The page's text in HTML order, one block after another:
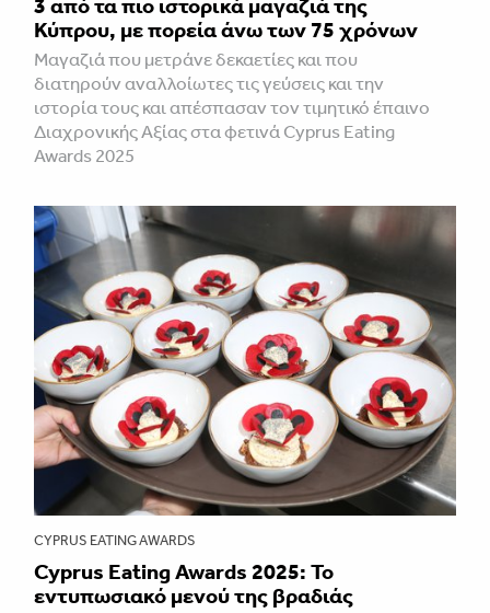
3 από τα πιο ιστορικά μαγαζιά της
Κύπρου, με πορεία άνω των 75 χρόνων
Mαγαζιά που μετράνε δεκαετίες και που
διατηρούν αναλλοίωτες τις γεύσεις και την
ιστορία τους και απέσπασαν τον τιμητικό έπαινο
Διαχρονικής Αξίας στα φετινά Cyprus Eating
Awards 2025
CYPRUS EATING AWARDS
Cyprus Eating Awards 2025: Το
εντυπωσιακό μενού της βραδιάς